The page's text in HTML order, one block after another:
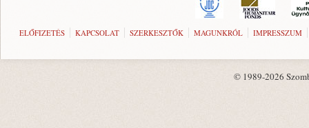
ELŐFIZETÉS KAPCSOLAT SZERKESZTŐK MAGUNKRÓL IMPRESSZUM
© 1989-2026